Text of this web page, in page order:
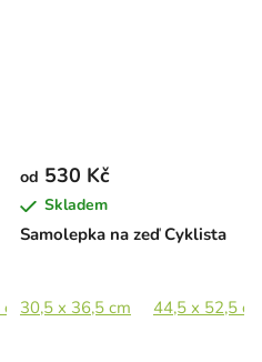
cm 65 x 65 cm 89 x 88,5 cm
Samolepka na zeď Cyklista
od 530 Kč
Skladem
30,5 x 36,5 cm 44,5 x 52,5